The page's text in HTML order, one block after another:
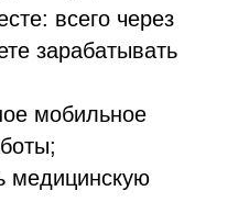
всего через
зарабатывать
мобильное
медицинскую